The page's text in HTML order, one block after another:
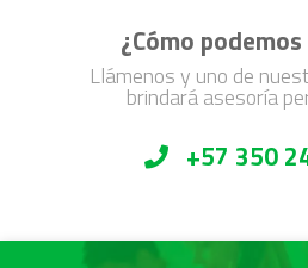
¿Cómo
Llámenos y uno de
brindará asesoría
+57 350